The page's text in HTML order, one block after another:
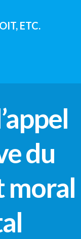
ETC.
du
moral